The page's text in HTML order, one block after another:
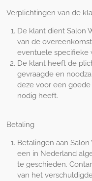
Verplichtingen van de
De klant dient Salon
van de
eventuele specifieke
De klant heeft de
gevraagde en
deze voor een
nodig heeft.
Betaling
Betalingen aan
een in Nederland
te geschieden.
van het